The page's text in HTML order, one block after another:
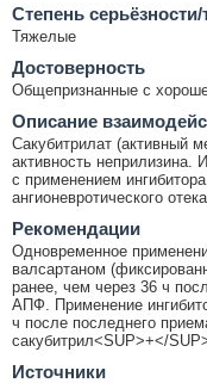
Cтепень
Тяжелые
Достоверность
Общепризнанные с
Описание
Сакубитрилат (активный
активность неприлизина.
с применением
ангионевротического отека.
Рекомендации
Одновременное
валсартаном
ранее, чем через 36 ч
АПФ. Применение
ч после последнего
сакубитрил<SUP>+</
Источники